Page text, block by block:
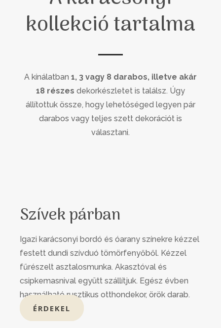
kollekció tartalma
A kínálatban 1, 3 vagy 8 darabos, illetve akár
18 részes dekorkészletet is találsz. Úgy
állítottuk össze, hogy lehetőséged legyen pár
darabos vagy teljes szett dekorációt is
választani.
Szívek párban
Igazi karácsonyi bordó és óarany színekre kézzel
festett dundi szívduó tömörfenyőből. Kézzel
fűrészelt asztalosmunka. Akasztóval és
csipkemasnival együtt szállítjuk. Egész évben
használható rusztikus otthondekor, örök darab.
ÉRDEKEL